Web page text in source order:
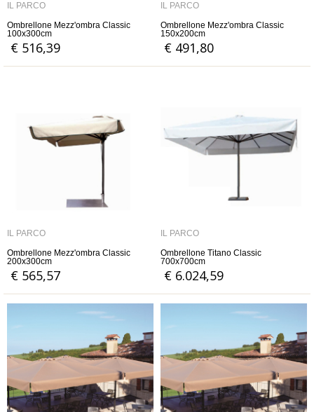
IL PARCO
Ombrellone Mezz'ombra Classic
100x300cm
€ 516,39
IL PARCO
Ombrellone Mezz'ombra Classic
150x200cm
€ 491,80
IL PARCO
Ombrellone Mezz'ombra Classic
200x300cm
€ 565,57
IL PARCO
Ombrellone Titano Classic
700x700cm
€ 6.024,59